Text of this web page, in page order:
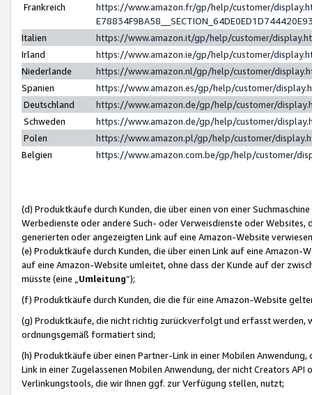
Frankreich
https://www.amazon.fr/gp/help/customer/
Italien
https://www.amazon.it/gp/help/customer/
Irland
https://www.amazon.ie/gp/help/customer/
Niederlande
https://www.amazon.nl/gp/help/customer/
Spanien
https://www.amazon.es/gp/help/customer/
Deutschland
https://www.amazon.de/gp/help/customer/
Schweden
https://www.amazon.de/gp/help/customer/
Polen
https://www.amazon.pl/gp/help/customer/
Belgien
https://www.amazon.com.be/gp/help/customer/
(d) Produktkäufe durch Kunden, die über einen von einer
Werbedienste oder andere Such- oder Verweisdienste oder Websites,
generierten oder angezeigten Link auf eine Amazon-Website
(e) Produktkäufe durch Kunden, die über einen Link auf eine
auf eine Amazon-Website umleitet, ohne dass der Kunde auf der
müsste (eine „ Umleitung“);
(f) Produktkäufe durch Kunden, die die für eine Amazon-Website
(g) Produktkäufe, die nicht richtig zurückverfolgt und erfasst werden,
ordnungsgemäß formatiert sind;
(h) Produktkäufe über einen Partner-Link in einer Mobilen
Link in einer Zugelassenen Mobilen Anwendung, der nicht Creators
Verlinkungstools, die wir Ihnen ggf. zur Verfügung stellen, nutzt;